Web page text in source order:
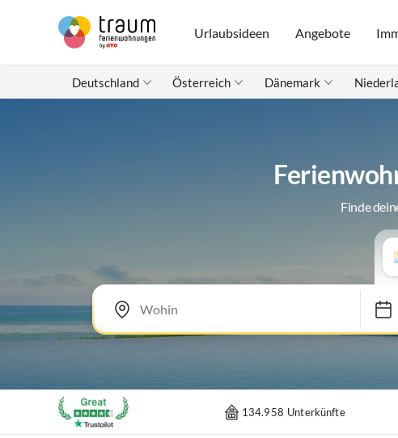
Urlaubsideen Angebote
Deutschland Österreich Dänemark
Finde
134.958 Unterkünfte